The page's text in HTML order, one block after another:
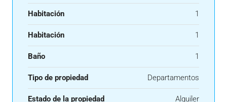
Habitación 1
Habitación 1
Baño 1
Tipo de propiedad Departamentos
Estado de la propiedad Alquiler